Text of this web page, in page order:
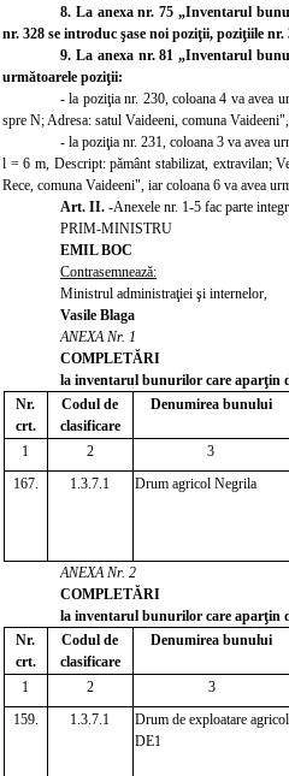
8. La anexa nr. 75 „Inventarul
nr. 328 se introduc şase noi poziţii, poziţiile nr.
9. La anexa nr. 81 „Inventarul
următoarele poziţii:
- la poziţia nr. 230, coloana 4 va avea
spre N; Adresa: satul Vaideeni, comuna
- la poziţia nr. 231, coloana 3 va avea
l = 6 m, Descript: pământ stabilizat, extravilan;
Rece, comuna Vaideeni", iar coloana 6 va avea
Art. II. -Anexele nr. 1-5 fac parte
PRIM-MINISTRU
EMIL BOC
Contrasemnează:
Ministrul administraţiei şi internelor,
Vasile Blaga
ANEXA Nr. 1
COMPLETĂRI
la inventarul bunurilor care aparţin
Nr.
crt.
Codul de
clasificare
Denumirea bunului
1 2
3
167.
1.3.7.1 Drum agricol Negrila
ANEXA Nr. 2
COMPLETĂRI
la inventarul bunurilor care aparţin
Nr.
crt.
Codul de
clasificare
Denumirea bunului
1 2
3
159.
1.3.7.1
Drum de exploatare agricol
DE1